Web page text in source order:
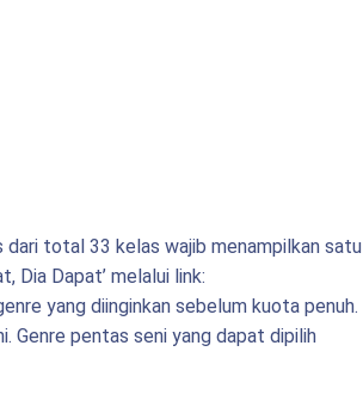
dari total 33 kelas wajib menampilkan satu
Dia Dapat’ melalui link:
yang diinginkan sebelum kuota penuh.
Genre pentas seni yang dapat dipilih